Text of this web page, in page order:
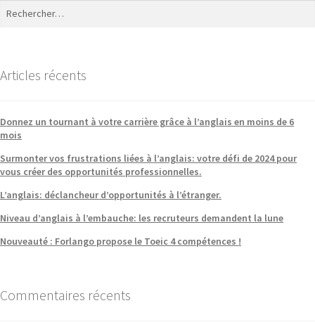
Articles récents
Donnez un tournant à votre carrière grâce à l’anglais en moins de 6
mois
Surmonter vos frustrations liées à l’anglais: votre défi de 2024 pour
vous créer des opportunités professionnelles.
L’anglais: déclancheur d’opportunités à l’étranger.
Niveau d’anglais à l’embauche: les recruteurs demandent la lune
Nouveauté : Forlango propose le Toeic 4 compétences !
Commentaires récents